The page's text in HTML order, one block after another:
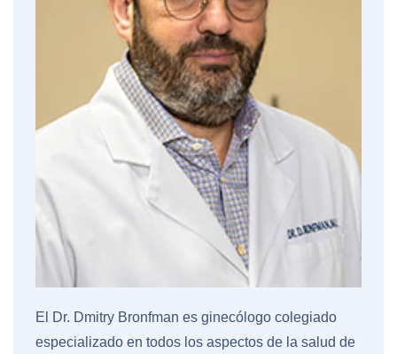
El Dr. Dmitry Bronfman es ginecólogo colegiado
especializado en todos los aspectos de la salud de